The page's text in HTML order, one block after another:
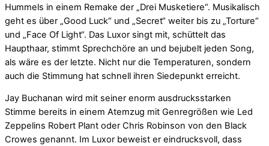
Hummels in einem Remake der „Drei Musketiere“. Musikalisch
geht es über „Good Luck“ und „Secret“ weiter bis zu „Torture“
und „Face Of Light“. Das Luxor singt mit, schüttelt das
Haupthaar, stimmt Sprechchöre an und bejubelt jeden Song,
als wäre es der letzte. Nicht nur die Temperaturen, sondern
auch die Stimmung hat schnell ihren Siedepunkt erreicht.
Jay Buchanan wird mit seiner enorm ausdrucksstarken
Stimme bereits in einem Atemzug mit Genregrößen wie Led
Zeppelins Robert Plant oder Chris Robinson von den Black
Crowes genannt. Im Luxor beweist er eindrucksvoll, dass